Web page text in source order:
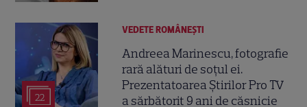
22
VEDETE ROMÂNEŞTI
Andreea Marinescu, fotografie
rară alături de soțul ei.
Prezentatoarea Știrilor Pro TV
a sărbătorit 9 ani de căsnicie